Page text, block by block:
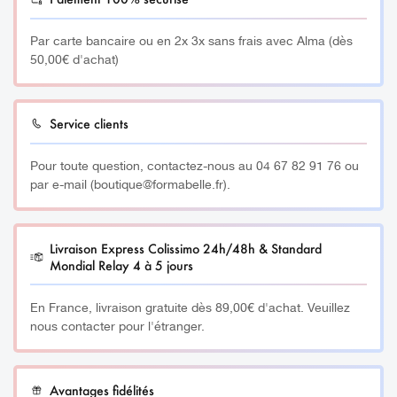
Légèreté, prise en main parfaite, et design moderne :
optimal même lors des longues sessions.
Ce dermographe sans fil n’est pas seulement un simple
outil : c’est une véritable extension de votre créativité.
2 embouts inclus pour s’adapter à toutes les
aiguilles ! Compatible avec les aiguilles à clipser et
à visser !
__________
HISTOIRE :
La majorité des Asiatiques ont une pilosité légère, parfois
des sourcils et des cils inexistants. Ainsi, afin de corriger
ces « défauts », ils dessinaient les sourcils et maquillaient
les yeux avec des traits noirs. En effet, l’instrument était
Type USB : 5V charger
Type de port : Type C
Poid du stylo : 112g
Taille du stylo : 22*146mm
Poid de la batterie : 40g
Découvrez l’ensemble de nos Formations en
Dermopigmentation en cliquantICI
________
Par carte bancaire ou en 2x 3x sans frais avec Alma (dès
50,00€ d'achat)
Service clients
Pour toute question, contactez-nous au 04 67 82 91 76 ou
par e-mail (boutique@formabelle.fr).
Livraison Express Colissimo 24h/48h & Standard
Mondial Relay 4 à 5 jours
En France, livraison gratuite dès 89,00€ d'achat. Veuillez
nous contacter pour l'étranger.
Avantages fidélités